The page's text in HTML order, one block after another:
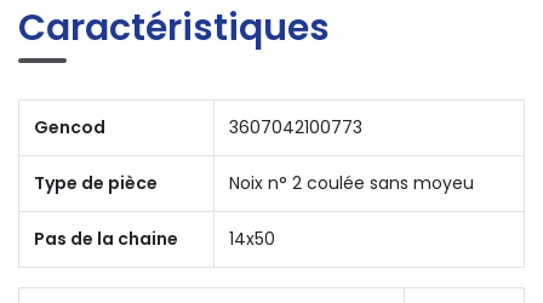
Caractéristiques
Gencod 3607042100773
Type de pièce Noix n° 2 coulée sans moyeu
Pas de la chaine 14x50